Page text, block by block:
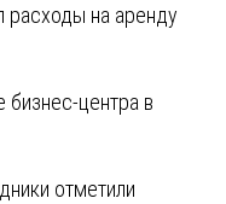
расходы на аренду
бизнес-центра в
отметили